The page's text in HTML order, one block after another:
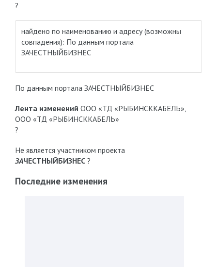
?
найдено по наименованию и адресу(возможны
совпадения): По данным портала
ЗАЧЕСТНЫЙБИЗНЕС
По данным портала ЗАЧЕСТНЫЙБИЗНЕС
Лента изменений ООО «ТД «РЫБИНСККАБЕЛЬ»,
ООО «ТД «РЫБИНСККАБЕЛЬ»
?
Не является участником проекта
ЗАЧЕСТНЫЙБИЗНЕС?
Последние изменения